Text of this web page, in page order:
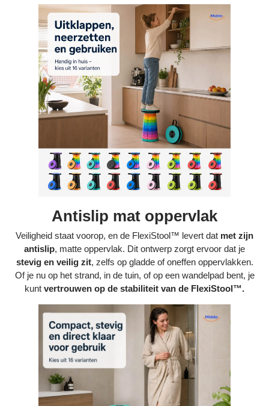
Antislip mat oppervlak
Veiligheid staat voorop, en de FlexiStool™ levert dat met zijn
antislip, matte oppervlak. Dit ontwerp zorgt ervoor dat je
stevig en veilig zit, zelfs op gladde of oneffen oppervlakken.
Of je nu op het strand, in de tuin, of op een wandelpad bent, je
kunt vertrouwen op de stabiliteit van de FlexiStool™.